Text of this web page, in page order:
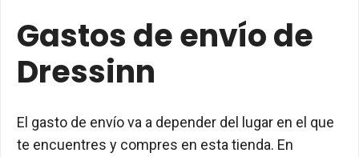
Gastos de envío de
Dressinn
El gasto de envío va a depender del lugar en el que
te encuentres y compres en esta tienda. En